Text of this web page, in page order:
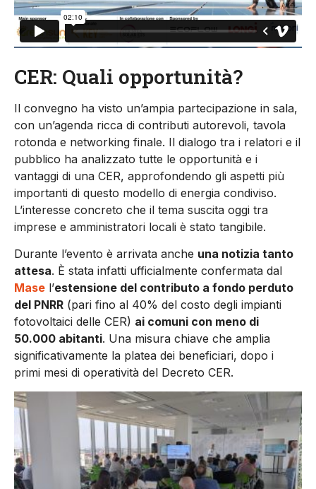
CER: Quali opportunità?
Il convegno ha visto un’ampia partecipazione in sala,
con un’agenda ricca di contributi autorevoli, tavola
rotonda e networking finale. Il dialogo tra i relatori e il
pubblico ha analizzato tutte le opportunità e i
vantaggi di una CER, approfondendo gli aspetti più
importanti di questo modello di energia condiviso.
L’interesse concreto che il tema suscita oggi tra
imprese e amministratori locali è stato tangibile.
Durante l’evento è arrivata anche una notizia tanto
attesa. È stata infatti ufficialmente confermata dal
Mase l’estensione del contributo a fondo perduto
del PNRR (pari fino al 40% del costo degli impianti
fotovoltaici delle CER) ai comuni con meno di
50.000 abitanti. Una misura chiave che amplia
significativamente la platea dei beneficiari, dopo i
primi mesi di operatività del Decreto CER.